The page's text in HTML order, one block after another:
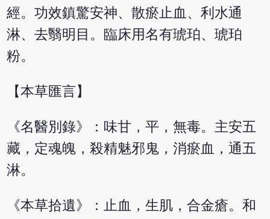
經。功效鎮驚安神、散瘀止血、利水通
淋、去翳明目。臨床用名有琥珀、琥珀
粉。
【本草匯言】
《名醫別錄》：味甘，平，無毒。主安五
藏，定魂魄，殺精魅邪鬼，消瘀血，通五
淋。
《本草拾遺》：止血，生肌，合金瘡。和